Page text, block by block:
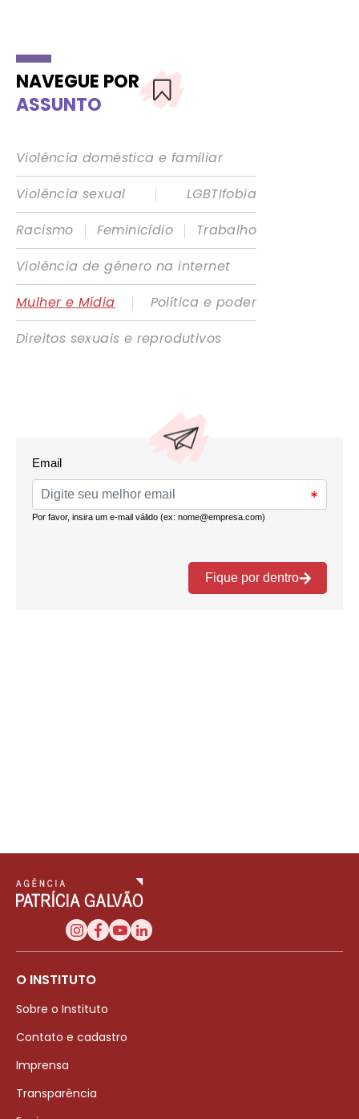
NAVEGUE POR
ASSUNTO
Violência doméstica e familiar
Violência sexual
|
LGBTIfobia
Racismo
| Feminicídio |
Trabalho
Violência de gênero na internet
Mulher e Mídia
|
Política e poder
Direitos sexuais e reprodutivos
O INSTITUTO
Sobre o Instituto
Contato e cadastro
Imprensa
Transparência